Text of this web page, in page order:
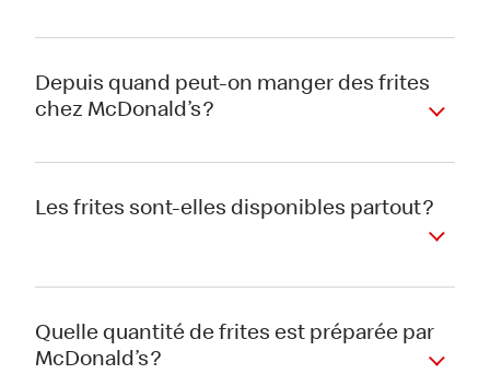
Depuis quand peut-on manger des frites
chez McDonald’s ?
Les frites sont-elles disponibles partout ?
Quelle quantité de frites est préparée par
McDonald’s ?